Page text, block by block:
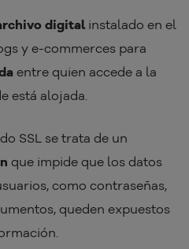
digitalinstalado en el
y e-commerces para
entre quien accede a la
está alojada.
SSL se trata de un
que impide que los datos
como contraseñas,
queden expuestos